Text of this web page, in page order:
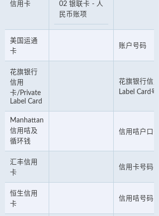
信用卡
02 银联卡 - 人
民币账项
美国运通
卡
账户号码
花旗银行
信用
卡/Private
Label Card
花旗银行信
Label Card号
Manhattan
信用咭及
循环钱
信用咭户口号
汇丰信用
卡
信用卡号码
恒生信用
卡
信用咭号码